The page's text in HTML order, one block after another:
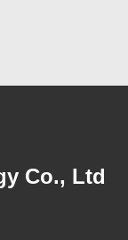
Co., Ltd